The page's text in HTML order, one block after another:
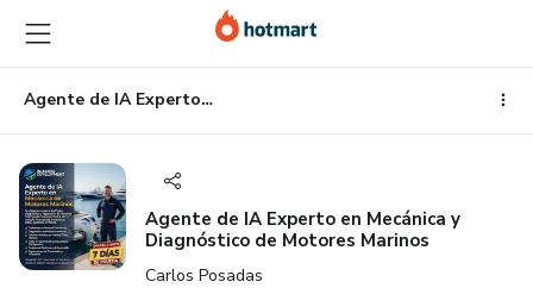
contenido
principal
la
página
de
pie
página
Agente de IA Experto en Mecánica y Diagnóstico de Motores Marinos
Agente de IA Experto en Mecánica y
Diagnóstico de Motores Marinos
Carlos Posadas